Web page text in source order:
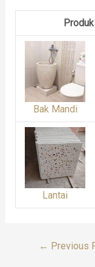
Bak Mandi
Lantai
Post
← Previous